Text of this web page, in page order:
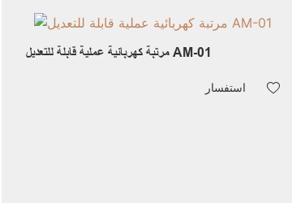
مرتبة كهربائية عملية قابلة للتعديل AM-01
استفسار